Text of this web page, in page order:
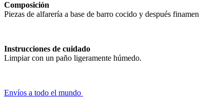
Composición
Piezas de alfarería a base de barro cocido y después
Instrucciones de cuidado
Limpiar con un paño ligeramente húmedo.
Envíos a todo el mundo